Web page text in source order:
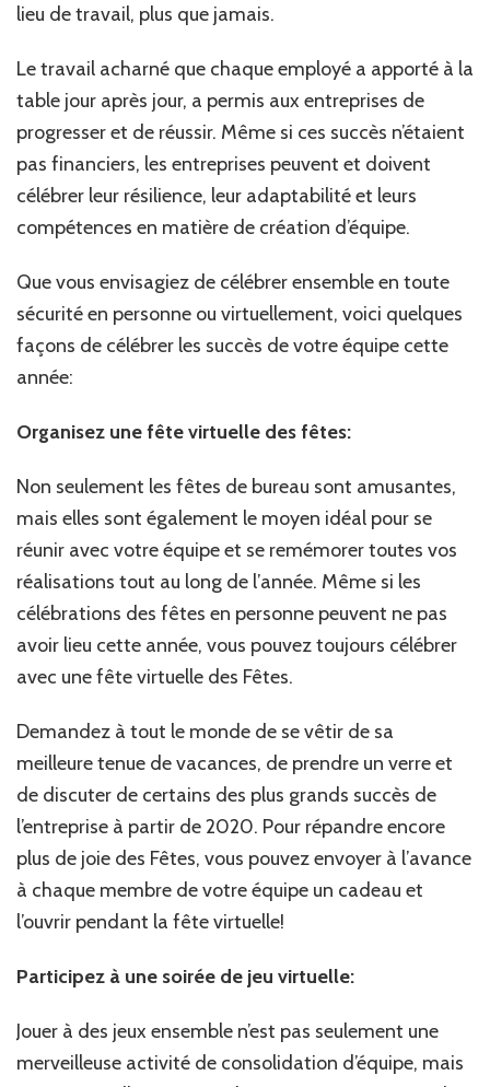
lieu de travail, plus que jamais.
Le travail acharné que chaque employé a apporté à la
table jour après jour, a permis aux entreprises de
progresser et de réussir. Même si ces succès n’étaient
pas financiers, les entreprises peuvent et doivent
célébrer leur résilience, leur adaptabilité et leurs
compétences en matière de création d’équipe.
Que vous envisagiez de célébrer ensemble en toute
sécurité en personne ou virtuellement, voici quelques
façons de célébrer les succès de votre équipe cette
année:
Organisez une fête virtuelle des fêtes:
Non seulement les fêtes de bureau sont amusantes,
mais elles sont également le moyen idéal pour se
réunir avec votre équipe et se remémorer toutes vos
réalisations tout au long de l’année. Même si les
célébrations des fêtes en personne peuvent ne pas
avoir lieu cette année, vous pouvez toujours célébrer
avec une fête virtuelle des Fêtes.
Demandez à tout le monde de se vêtir de sa
meilleure tenue de vacances, de prendre un verre et
de discuter de certains des plus grands succès de
l’entreprise à partir de 2020. Pour répandre encore
plus de joie des Fêtes, vous pouvez envoyer à l’avance
à chaque membre de votre équipe un cadeau et
l’ouvrir pendant la fête virtuelle!
Participez à une soirée de jeu virtuelle:
Jouer à des jeux ensemble n’est pas seulement une
merveilleuse activité de consolidation d’équipe, mais